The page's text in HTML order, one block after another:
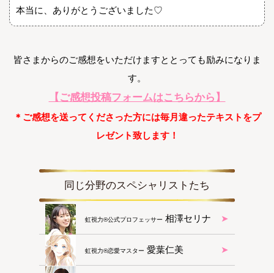
本当に、ありがとうございました♡
皆さまからのご感想をいただけますととっても励みになりま
す。
【ご感想投稿フォームはこちらから】
＊ご感想を送ってくださった方には毎月違ったテキストをプ
レゼント致します！
同じ分野のスペシャリストたち
虹視力®公式プロフェッサー 相澤セリナ
虹視力®︎恋愛マスター 愛葉仁美